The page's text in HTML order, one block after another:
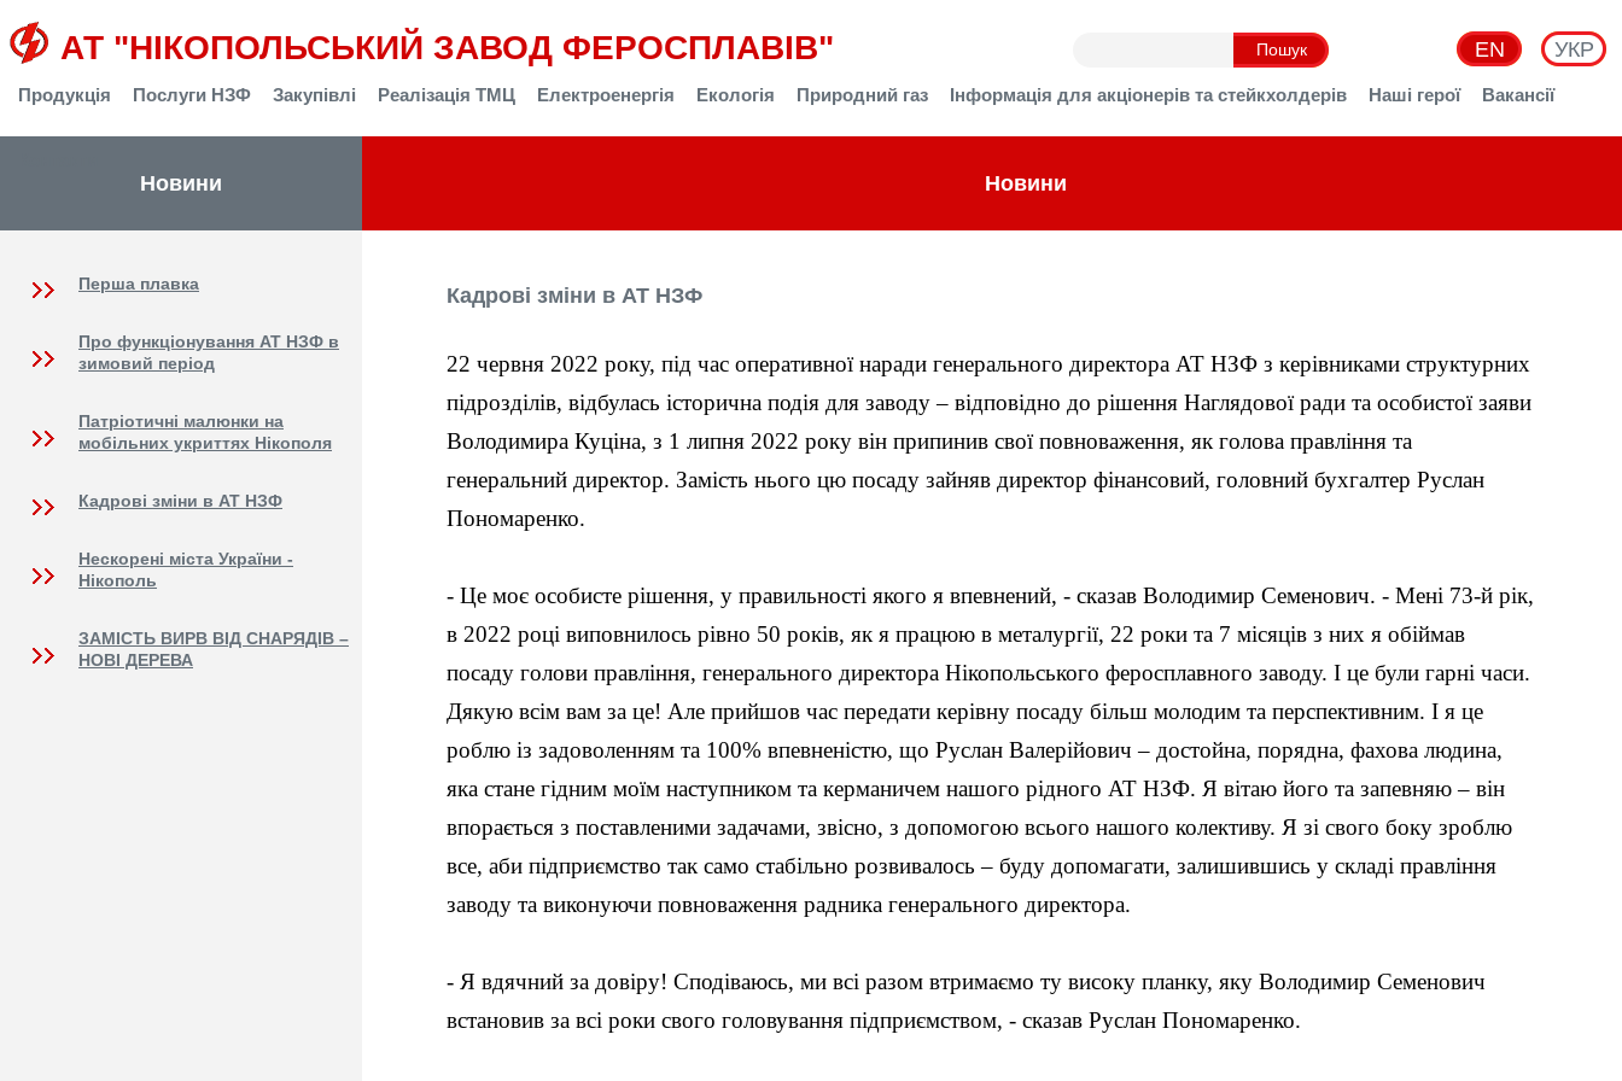
АТ "НІКОПОЛЬСЬКИЙ ЗАВОД ФЕРОСПЛАВІВ" УКР
EN
Продукція Послуги НЗФ Закупівлі Реалізація ТМЦ Електроенергія Екологія Природний газ Інформація для акціонерів та стейкхолдерів Наші герої Вакансії
Новини
Перша плавка
Про функціонування АТ НЗФ в
зимовий період
Патріотичні малюнки на
мобільних укриттях Нікополя
Кадрові зміни в АТ НЗФ
Нескорені міста України -
Нікополь
ЗАМІСТЬ ВИРВ ВІД СНАРЯДІВ –
НОВІ ДЕРЕВА
Новини
Кадрові зміни в АТ НЗФ
22 червня 2022 року, під час оперативної наради генерального директора АТ НЗФ з керівниками структурних
підрозділів, відбулась історична подія для заводу – відповідно до рішення Наглядової ради та особистої заяви
Володимира Куціна, з 1 липня 2022 року він припинив свої повноваження, як голова правління та
генеральний директор. Замість нього цю посаду зайняв директор фінансовий, головний бухгалтер Руслан
Пономаренко.
- Це моє особисте рішення, у правильності якого я впевнений, - сказав Володимир Семенович. - Мені 73-й рік,
в 2022 році виповнилось рівно 50 років, як я працюю в металургії, 22 роки та 7 місяців з них я обіймав
посаду голови правління, генерального директора Нікопольського феросплавного заводу. І це були гарні часи.
Дякую всім вам за це! Але прийшов час передати керівну посаду більш молодим та перспективним. І я це
роблю із задоволенням та 100% впевненістю, що Руслан Валерійович – достойна, порядна, фахова людина,
яка стане гідним моїм наступником та керманичем нашого рідного АТ НЗФ. Я вітаю його та запевняю – він
впорається з поставленими задачами, звісно, з допомогою всього нашого колективу. Я зі свого боку зроблю
все, аби підприємство так само стабільно розвивалось – буду допомагати, залишившись у складі правління
заводу та виконуючи повноваження радника генерального директора.
- Я вдячний за довіру! Сподіваюсь, ми всі разом втримаємо ту високу планку, яку Володимир Семенович
встановив за всі роки свого головування підприємством, - сказав Руслан Пономаренко.